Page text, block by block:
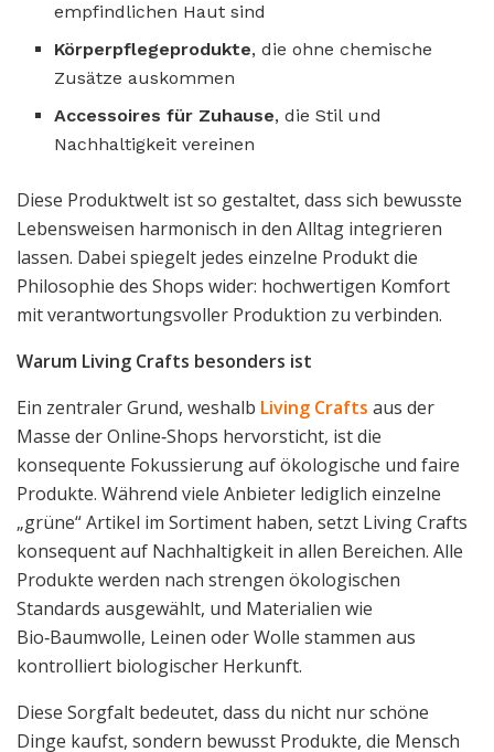
empfindlichen Haut sind
Körperpflegeprodukte, die ohne chemische
Zusätze auskommen
Accessoires für Zuhause, die Stil und
Nachhaltigkeit vereinen
Diese Produktwelt ist so gestaltet, dass sich bewusste
Lebensweisen harmonisch in den Alltag integrieren
lassen. Dabei spiegelt jedes einzelne Produkt die
Philosophie des Shops wider: hochwertigen Komfort
mit verantwortungsvoller Produktion zu verbinden.
Warum Living Crafts besonders ist
Ein zentraler Grund, weshalb Living Crafts aus der
Masse der Online‑Shops hervorsticht, ist die
konsequente Fokussierung auf ökologische und faire
Produkte. Während viele Anbieter lediglich einzelne
„grüne“ Artikel im Sortiment haben, setzt Living Crafts
konsequent auf Nachhaltigkeit in allen Bereichen. Alle
Produkte werden nach strengen ökologischen
Standards ausgewählt, und Materialien wie
Bio‑Baumwolle, Leinen oder Wolle stammen aus
kontrolliert biologischer Herkunft.
Diese Sorgfalt bedeutet, dass du nicht nur schöne
Dinge kaufst, sondern bewusst Produkte, die Mensch